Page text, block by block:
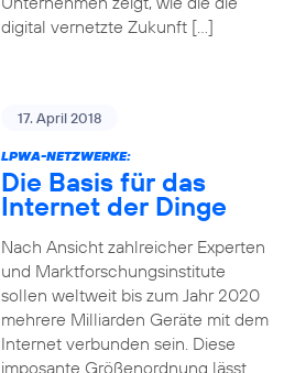
digital vernetzte Zukunft […]
17. April 2018
LPWA-NETZWERKE:
Die Basis für das
Internet der Dinge
Nach Ansicht zahlreicher Experten
und Marktforschungsinstitute
sollen weltweit bis zum Jahr 2020
mehrere Milliarden Geräte mit dem
Internet verbunden sein. Diese
imposante Größenordnung lässt